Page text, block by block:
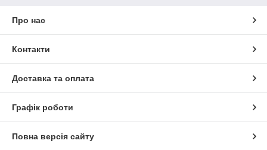
Про нас
Контакти
Доставка та оплата
Графік роботи
Повна версія сайту